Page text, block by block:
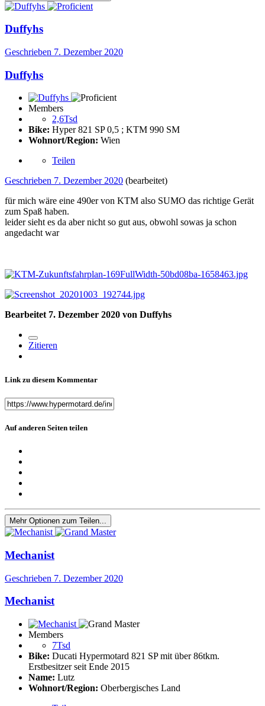
Duffyhs
Geschrieben 7. Dezember 2020
Duffyhs
Members
2,6Tsd
Bike: Hyper 821 SP 0,5 ; KTM 990 SM
Wohnort/Region: Wien
Teilen
Geschrieben 7. Dezember 2020 (bearbeitet)
für mich wäre eine 490er von KTM also SUMO das richtige Gerät
zum Spaß haben.
leider sieht es da aber nicht so gut aus, obwohl sowas ja schon
angedacht war
Bearbeitet 7. Dezember 2020 von Duffyhs
Zitieren
Link zu diesem Kommentar
Auf anderen Seiten teilen
Mehr Optionen zum Teilen...
Mechanist
Geschrieben 7. Dezember 2020
Mechanist
Members
7Tsd
Bike: Ducati Hypermotard 821 SP mit über 86tkm.
Erstbesitzer seit Ende 2015
Name: Lutz
Wohnort/Region: Oberbergisches Land